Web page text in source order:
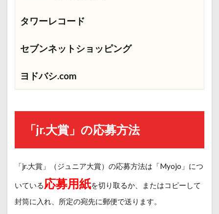
タワーレコード
セブンネットショッピング
ヨドバシ.com
「jr.大賞」の応募方法
「jr.大賞」（ジュニア大賞）の応募方法は「Myojo」につ
いている応募用紙を切り取るか、またはコピーして
封筒に入れ、所定の宛先に郵便で送ります。